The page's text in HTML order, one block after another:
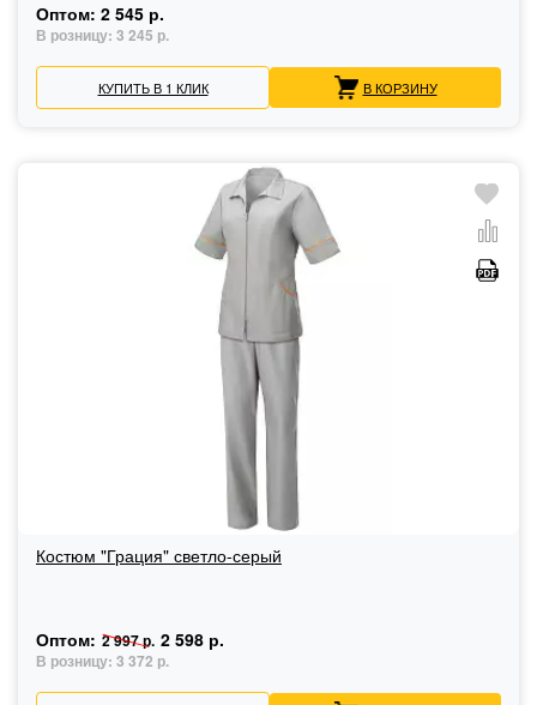
Оптом: 2 545 р.
В розницу: 3 245 р.
КУПИТЬ В 1 КЛИК В КОРЗИНУ
Костюм "Грация" светло-серый
Оптом: 2 997 р. 2 598 р.
В розницу: 3 372 р.